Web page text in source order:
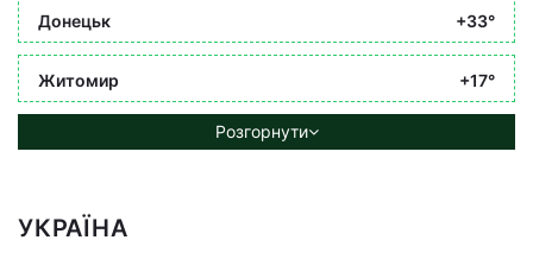
Донецьк +33°
Житомир +17°
Розгорнути
УКРАЇНА